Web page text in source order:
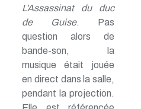
L’Assassinat du duc
de Guise. Pas
question alors de
bande-son, la
musique était jouée
en direct dans la salle,
pendant la projection.